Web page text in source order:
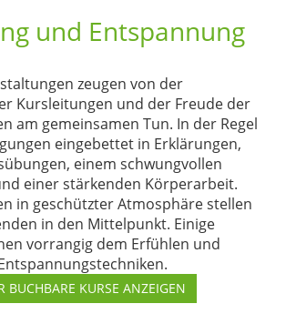
und Entspannung
zeugen von der
Kursleitungen und der Freude der
am gemeinsamen Tun. In der Regel
eingebettet in Erklärungen,
einem schwungvollen
einer stärkenden Körperarbeit.
in geschützter Atmosphäre stellen
in den Mittelpunkt. Einige
vorrangig dem Erfühlen und
BUCHBARE KURSE ANZEIGEN